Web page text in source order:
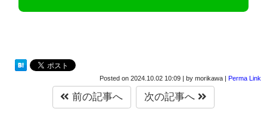
Posted on 2024.10.02 10:09 | by morikawa | Perma Link
前の記事へ 次の記事へ